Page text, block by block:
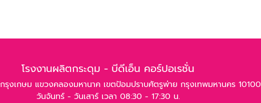
โรงงานผลิตกระดุม - บีดีเอ็น คอร์ปอเรชั่น
งเกษม แขวงคลองมหานาค เขตป้อมปราบศัตรูพ่าย กรุงเทพมหานคร 10100
วันจันทร์ - วันเสาร์ เวลา 08:30 - 17:30 น.